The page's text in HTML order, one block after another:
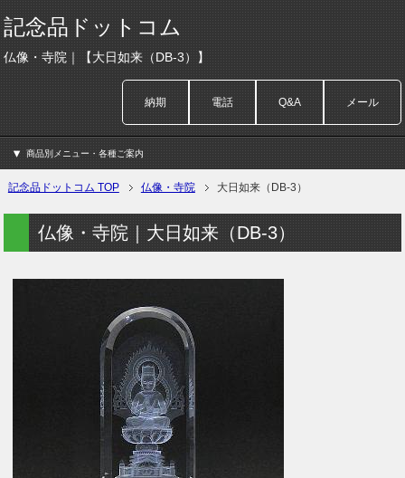
記念品ドットコム
仏像・寺院｜【大日如来（DB-3）】
納期 電話 Q&A メール
商品別メニュー・各種ご案内
記念品ドットコム TOP 仏像・寺院 大日如来（DB-3）
仏像・寺院｜大日如来（DB-3）